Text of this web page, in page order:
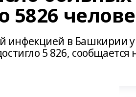
5826
инфекцией в Башкирии
5 826, сообщается